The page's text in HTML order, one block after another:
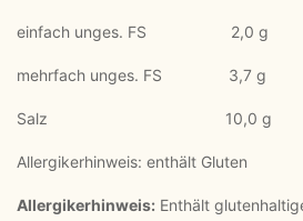
einfach unges. FS
mehrfach unges. FS
Salz 10,0 g
Allergikerhinweis: enthält Gluten
Allergikerhinweis: Enthält